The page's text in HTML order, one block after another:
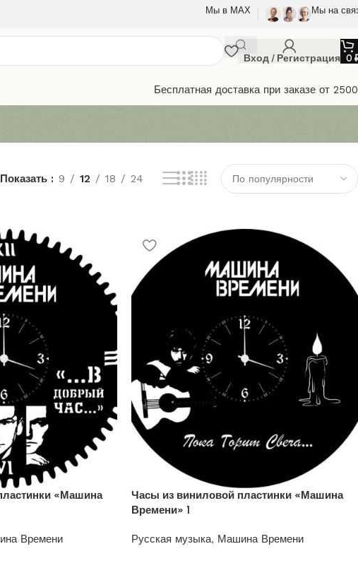
Мы в МАХ Мы на
Вход / Регистрация 0
Бесплатная доставка при заказе от
Показать 9 12 18 24
«Машина
Времени
Часы из виниловой пластинки «Машина
Времени» 1
Русская музыка, Машина Времени